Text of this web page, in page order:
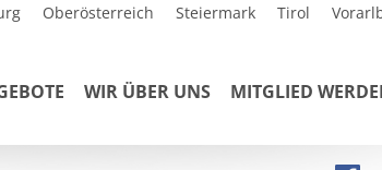
Oberösterreich Steiermark Tirol
WIR ÜBER UNS MITGLIED